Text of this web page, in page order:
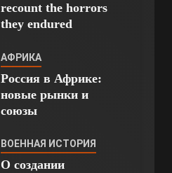
recount the horrors
they endured
АФРИКА
Россия в Африке:
новые рынки и
союзы
ВОЕННАЯ ИСТОРИЯ
О создании